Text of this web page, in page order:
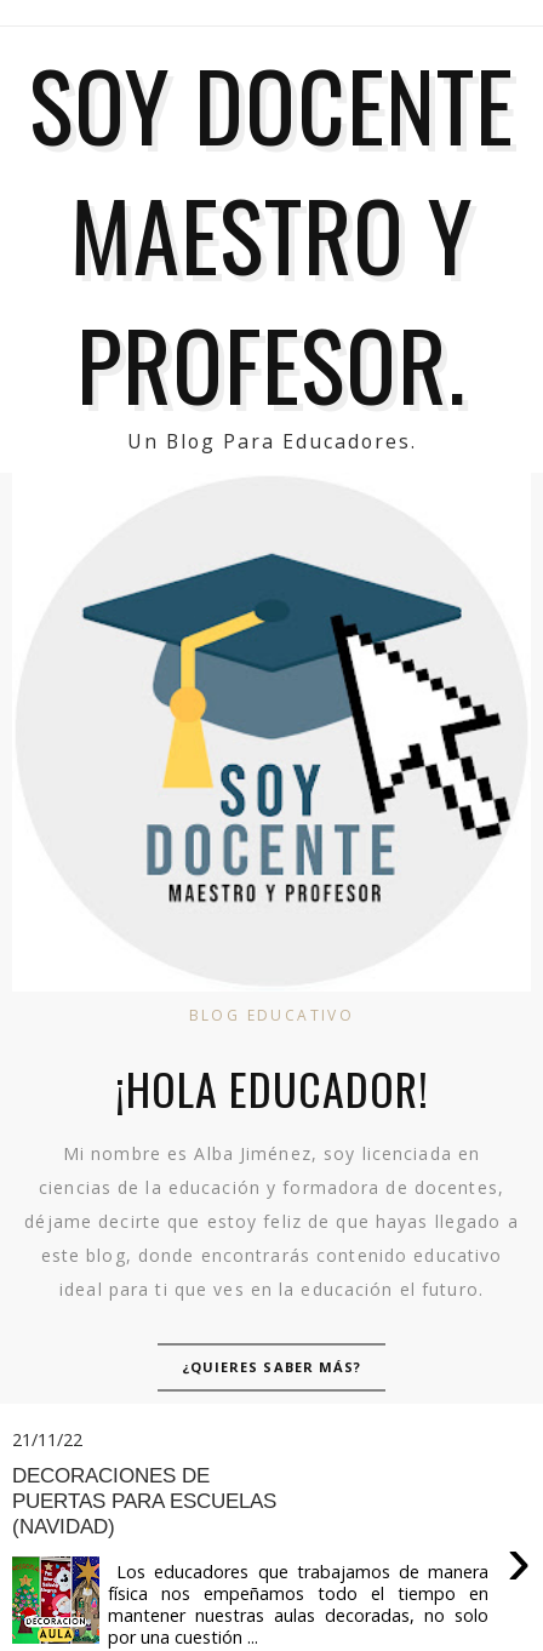
SOY DOCENTE
MAESTRO Y
PROFESOR.
Un Blog Para Educadores.
BLOG EDUCATIVO
¡HOLA EDUCADOR!
Mi nombre es Alba Jiménez, soy licenciada en
ciencias de la educación y formadora de docentes,
déjame decirte que estoy feliz de que hayas llegado a
este blog, donde encontrarás contenido educativo
ideal para ti que ves en la educación el futuro.
¿QUIERES SABER MÁS?
21/11/22
DECORACIONES DE
PUERTAS PARA ESCUELAS
(NAVIDAD)
›
Los educadores que trabajamos de manera
física nos empeñamos todo el tiempo en
mantener nuestras aulas decoradas, no solo
por una cuestión ...